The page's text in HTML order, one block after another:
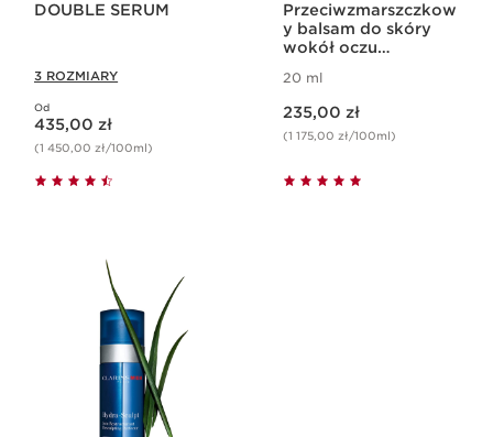
DOUBLE SERUM
3 ROZMIARY
Od
Aktualna cena 435,00 zł
435,00 zł
(1 450,00 zł/100ml)
Przeciwzmarszczkow
y balsam do skóry
wokół oczu
Control Balm
20 ml
235,00 zł
(1 175,00 zł/100ml)